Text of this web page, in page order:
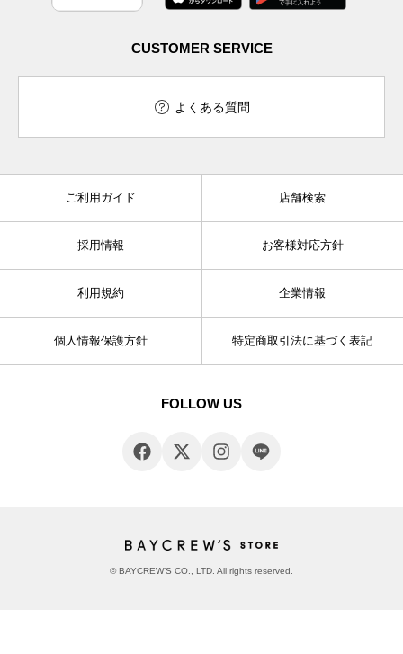
CUSTOMER SERVICE
よくある質問
ご利用ガイド 店舗検索
採用情報 お客様対応方針
利用規約 企業情報
個人情報保護方針 特定商取引法に基づく表記
FOLLOW US
© BAYCREW’S CO., LTD. All rights reserved.